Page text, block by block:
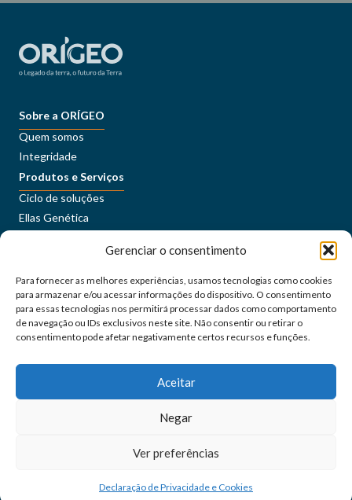
Gerenciar o consentimento
Para fornecer as melhores experiências, usamos tecnologias como cookies
para armazenar e/ou acessar informações do dispositivo. O consentimento
para essas tecnologias nos permitirá processar dados como comportamento
de navegação ou IDs exclusivos neste site. Não consentir ou retirar o
consentimento pode afetar negativamente certos recursos e funções.
Aceitar
Negar
Ver preferências
Declaração de Privacidade e Cookies
Sobre a ORÍGEO
Quem somos
Integridade
Produtos e Serviços
Ciclo de soluções
Ellas Genética
Carreiras
ORÍGEO+
Portal do Cliente Fale Conosco
Siga as nossas redes sociais